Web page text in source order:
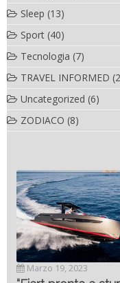
Sleep (13)
Sport (40)
Tecnologia (7)
TRAVEL INFORMED
Uncategorized (6)
ZODIACO (8)
Marzo 19, 2023